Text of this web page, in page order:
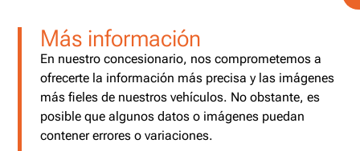
Más información
En nuestro concesionario, nos comprometemos a
ofrecerte la información más precisa y las imágenes
más fieles de nuestros vehículos. No obstante, es
posible que algunos datos o imágenes puedan
contener errores o variaciones.